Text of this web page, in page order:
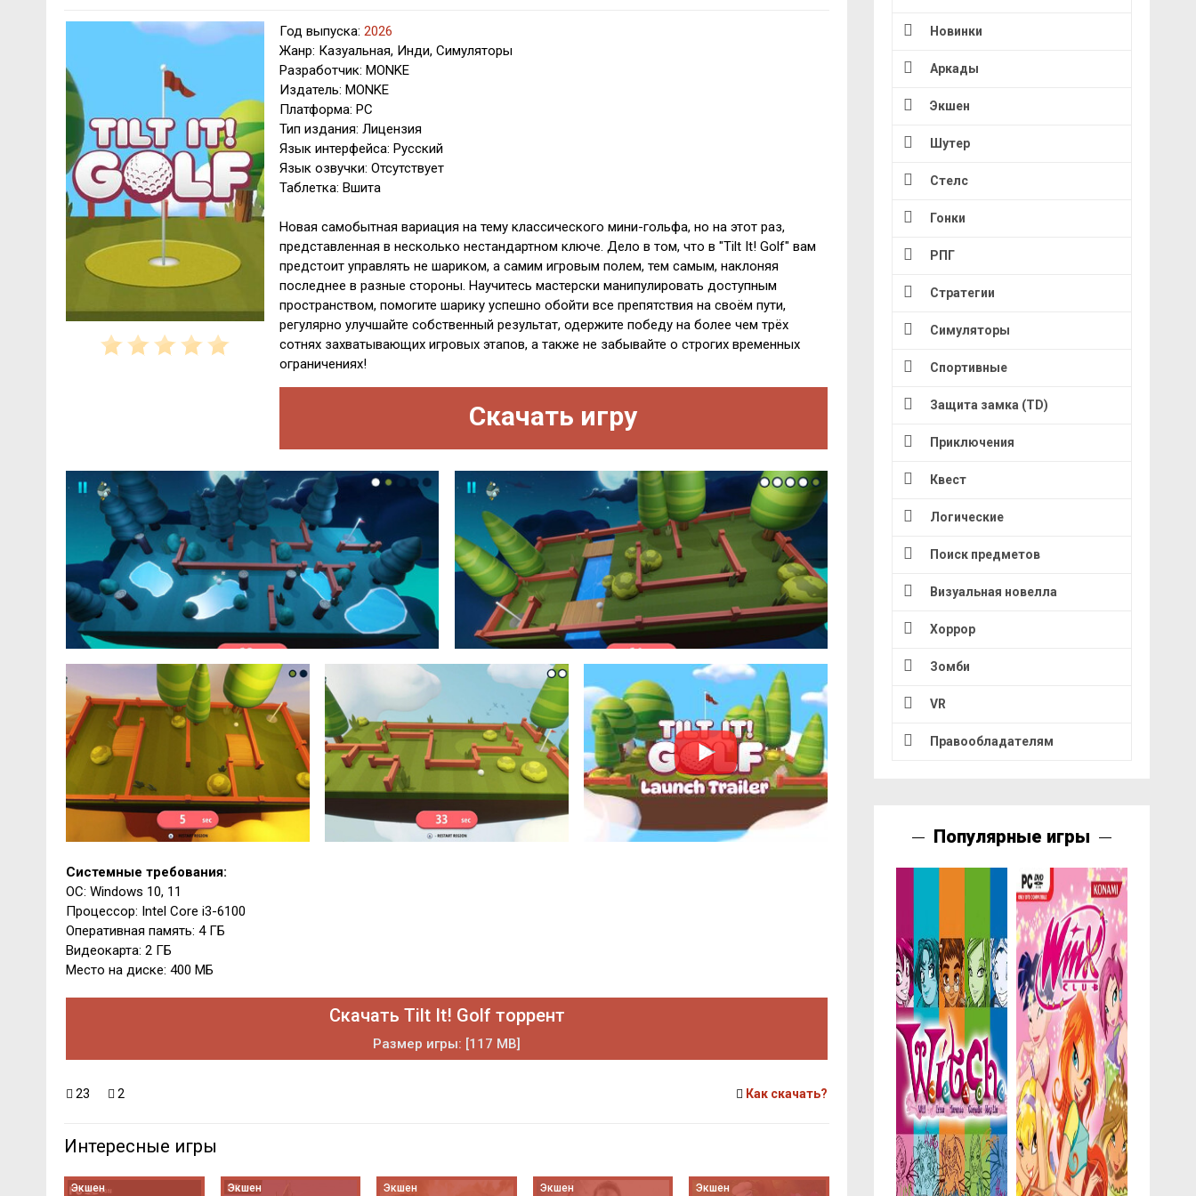
Год выпуска: 2026
Жанр: Казуальная, Инди, Симуляторы
Разработчик: MONKE
Издатель: MONKE
Платформа: PC
Тип издания: Лицензия
Язык интерфейса: Русский
Язык озвучки: Отсутствует
Таблетка: Вшита
Новая самобытная вариация на тему классического мини-гольфа, но на этот раз,
представленная в несколько нестандартном ключе. Дело в том, что в "Tilt It! Golf" вам
предстоит управлять не шариком, а самим игровым полем, тем самым, наклоняя
последнее в разные стороны. Научитесь мастерски манипулировать доступным
пространством, помогите шарику успешно обойти все препятствия на своём пути,
регулярно улучшайте собственный результат, одержите победу на более чем трёх
сотнях захватывающих игровых этапов, а также не забывайте о строгих временных
ограничениях!
Скачать игру
Системные требования:
ОС: Windows 10, 11
Процессор: Intel Core i3-6100
Оперативная память: 4 ГБ
Видеокарта: 2 ГБ
Место на диске: 400 МБ
Скачать Tilt It! Golf торрент
Размер игры: [117 MB]
23 2 Как скачать?
Интересные игры
Экшен Экшен Экшен Экшен Экшен
Новинки
Аркады
Экшен
Шутер
Стелс
Гонки
РПГ
Стратегии
Симуляторы
Спортивные
Защита замка (TD)
Приключения
Квест
Логические
Поиск предметов
Визуальная новелла
Хоррор
Зомби
VR
Правообладателям
Популярные игры